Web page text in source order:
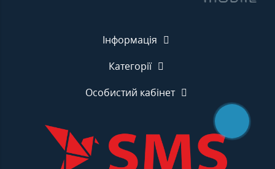
Інформація
Категорії
Особистий кабінет